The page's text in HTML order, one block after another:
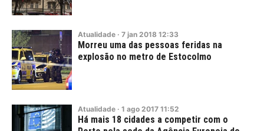
Atualidade · 7 jan 2018 12:33
Morreu uma das pessoas feridas na
explosão no metro de Estocolmo
Atualidade · 1 ago 2017 11:52
Há mais 18 cidades a competir com o